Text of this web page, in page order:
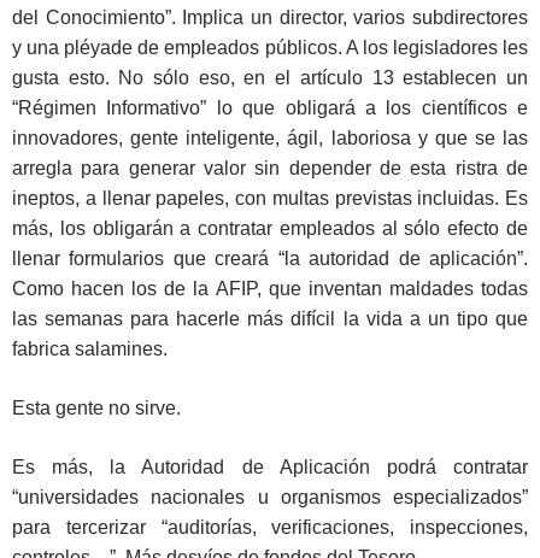
del Conocimiento”. Implica un director, varios subdirectores
y una pléyade de empleados públicos. A los legisladores les
gusta esto. No sólo eso, en el artículo 13 establecen un
“Régimen Informativo” lo que obligará a los científicos e
innovadores, gente inteligente, ágil, laboriosa y que se las
arregla para generar valor sin depender de esta ristra de
ineptos, a llenar papeles, con multas previstas incluidas. Es
más, los obligarán a contratar empleados al sólo efecto de
llenar formularios que creará “la autoridad de aplicación”.
Como hacen los de la AFIP, que inventan maldades todas
las semanas para hacerle más difícil la vida a un tipo que
fabrica salamines.
Esta gente no sirve.
Es más, la Autoridad de Aplicación podrá contratar
“universidades nacionales u organismos especializados”
para tercerizar “auditorías, verificaciones, inspecciones,